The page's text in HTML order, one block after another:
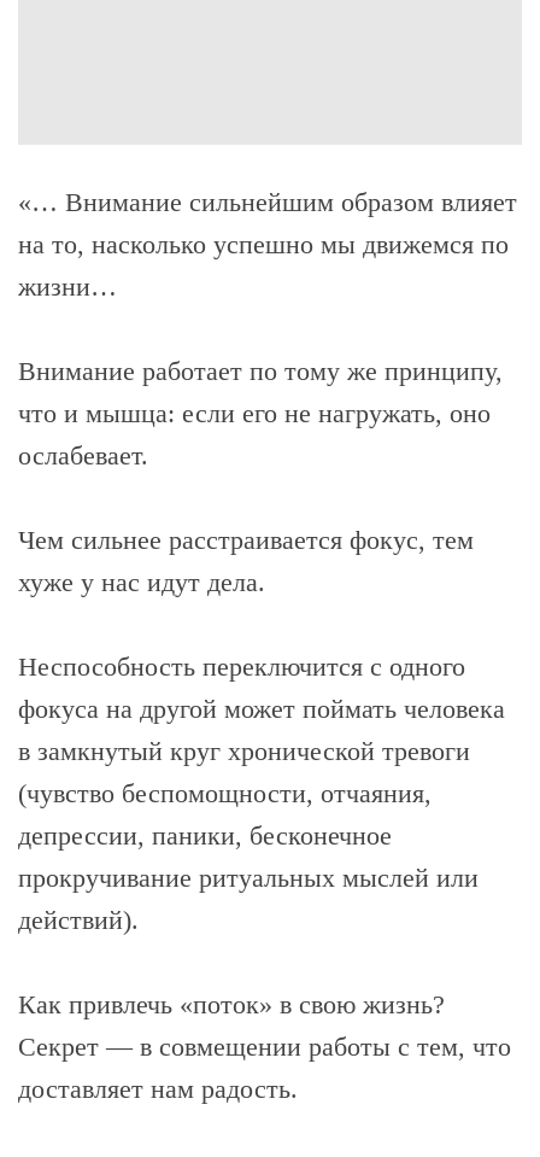
«… Внимание сильнейшим образом влияет
на то, насколько успешно мы движемся по
жизни…
Внимание работает по тому же принципу,
что и мышца: если его не нагружать, оно
ослабевает.
Чем сильнее расстраивается фокус, тем
хуже у нас идут дела.
Неспособность переключится с одного
фокуса на другой может поймать человека
в замкнутый круг хронической тревоги
(чувство беспомощности, отчаяния,
депрессии, паники, бесконечное
прокручивание ритуальных мыслей или
действий).
Как привлечь «поток» в свою жизнь?
Секрет — в совмещении работы с тем, что
доставляет нам радость.